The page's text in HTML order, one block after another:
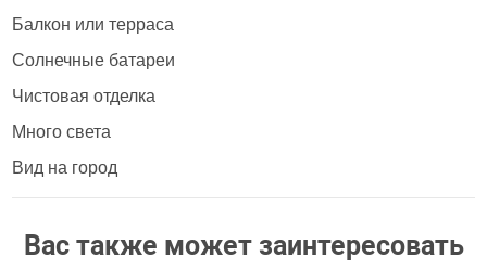
Балкон или терраса
Солнечные батареи
Чистовая отделка
Много света
Вид на город
Вас также может заинтересовать